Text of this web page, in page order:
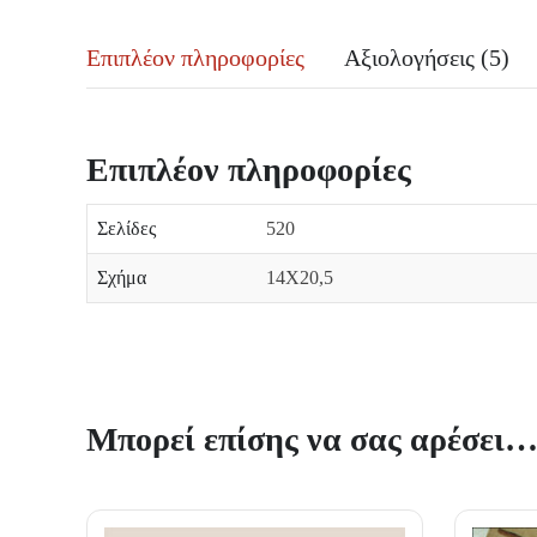
Επιπλέον πληροφορίες Αξιολογήσεις (5)
Επιπλέον πληροφορίες
Σελίδες 520
Σχήμα 14Χ20,5
Μπορεί επίσης να σας αρέσει…